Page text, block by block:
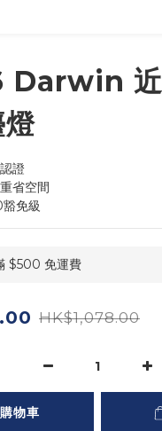
Darwin 近
證
省空間
免級
$500 免運費
HK$1,078.00
物車